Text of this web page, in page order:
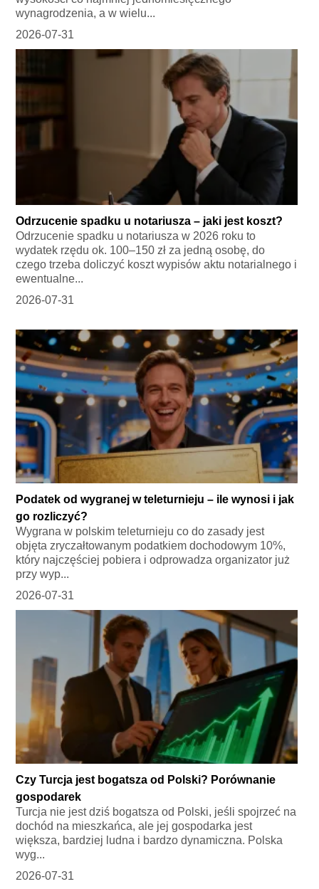
wynagrodzenia, a w wielu...
2026-07-31
Odrzucenie spadku u notariusza – jaki jest koszt?
Odrzucenie spadku u notariusza w 2026 roku to
wydatek rzędu ok. 100–150 zł za jedną osobę, do
czego trzeba doliczyć koszt wypisów aktu notarialnego i
ewentualne...
2026-07-31
Podatek od wygranej w teleturnieju – ile wynosi i jak
go rozliczyć?
Wygrana w polskim teleturnieju co do zasady jest
objęta zryczałtowanym podatkiem dochodowym 10%,
który najczęściej pobiera i odprowadza organizator już
przy wyp...
2026-07-31
Czy Turcja jest bogatsza od Polski? Porównanie
gospodarek
Turcja nie jest dziś bogatsza od Polski, jeśli spojrzeć na
dochód na mieszkańca, ale jej gospodarka jest
większa, bardziej ludna i bardzo dynamiczna. Polska
wyg...
2026-07-31